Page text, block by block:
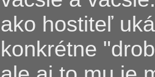
ako hostiteľ
konkrétne